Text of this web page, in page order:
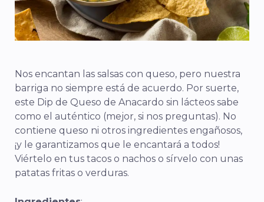
Nos encantan las salsas con queso, pero nuestra
barriga no siempre está de acuerdo. Por suerte,
este Dip de Queso de Anacardo sin lácteos sabe
como el auténtico (mejor, si nos preguntas). No
contiene queso ni otros ingredientes engañosos,
¡y le garantizamos que le encantará a todos!
Viértelo en tus tacos o nachos o sírvelo con unas
patatas fritas o verduras.